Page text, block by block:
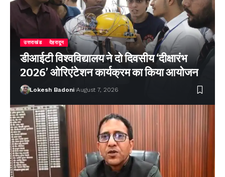
उत्तराखंड देहरादून
डीआईटी विश्वविद्यालय ने दो दिवसीय ‘दीक्षारंभ
2026’ ओरिएंटेशन कार्यक्रम का किया आयोजन
Lokesh Badoni August 7, 2026